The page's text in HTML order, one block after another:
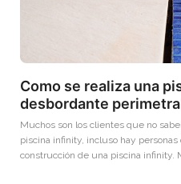
Como se realiza una
desbordante
Muchos son los clientes que no
piscina infinity, incluso hay
construcción de una piscina infinity.